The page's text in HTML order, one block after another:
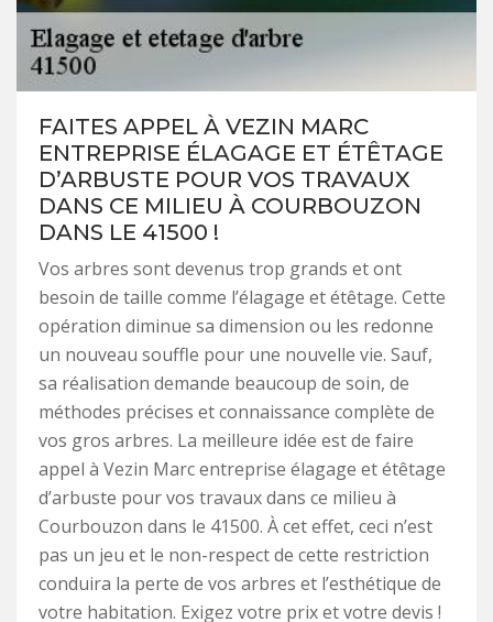
FAITES APPEL À VEZIN MARC
ENTREPRISE ÉLAGAGE ET ÉTÊTAGE
D’ARBUSTE POUR VOS TRAVAUX
DANS CE MILIEU À COURBOUZON
DANS LE 41500 !
Vos arbres sont devenus trop grands et ont
besoin de taille comme l’élagage et étêtage. Cette
opération diminue sa dimension ou les redonne
un nouveau souffle pour une nouvelle vie. Sauf,
sa réalisation demande beaucoup de soin, de
méthodes précises et connaissance complète de
vos gros arbres. La meilleure idée est de faire
appel à Vezin Marc entreprise élagage et étêtage
d’arbuste pour vos travaux dans ce milieu à
Courbouzon dans le 41500. À cet effet, ceci n’est
pas un jeu et le non-respect de cette restriction
conduira la perte de vos arbres et l’esthétique de
votre habitation. Exigez votre prix et votre devis !